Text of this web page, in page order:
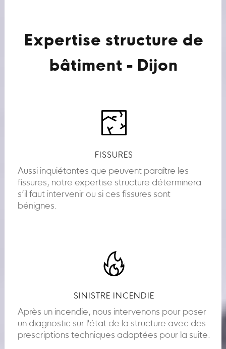
Expertise structure de
bâtiment - Dijon
FISSURES
Aussi inquiétantes que peuvent paraître les
fissures, notre expertise structure déterminera
s’il faut intervenir ou si ces fissures sont
bénignes.
SINISTRE INCENDIE
Après un incendie, nous intervenons pour poser
un diagnostic sur l'état de la structure avec des
prescriptions techniques adaptées pour la suite.